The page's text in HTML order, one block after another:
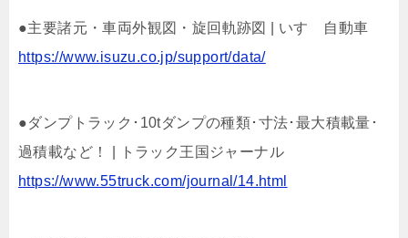
●主要諸元・車両外観図・旋回軌跡図 | いすゞ自動車
https://www.isuzu.co.jp/support/data/
●ダンプトラック･10tダンプの種類･寸法･最大積載量･
過積載など！ | トラック王国ジャーナル
https://www.55truck.com/journal/14.html